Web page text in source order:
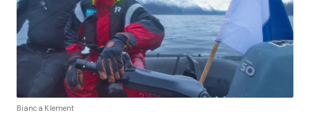
Bianca Klement